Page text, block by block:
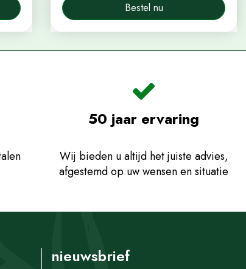
Bestel nu
50 jaar ervaring
Wij bieden u altijd het juiste advies,
afgestemd op uw wensen en situatie
nieuwsbrief